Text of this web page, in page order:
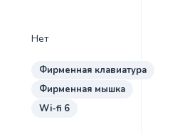
Нет
Фирменная клавиатура
Фирменная мышка
Wi-fi 6